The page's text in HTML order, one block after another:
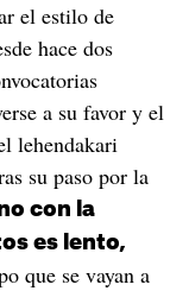
el estilo de
hace dos
a su favor y el
lehendakari
su paso por la
con la
es lento,
que se vayan a